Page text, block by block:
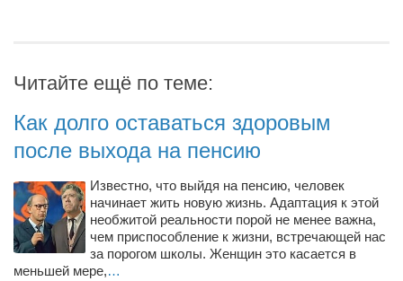
Журналисты
Евгений Касьяненко
Денис Федченко
Читайте ещё по теме:
Как долго оставаться здоровым
после выхода на пенсию
Известно, что выйдя на пенсию, человек
начинает жить новую жизнь. Адаптация к этой
необжитой реальности порой не менее важна,
чем приспособление к жизни, встречающей нас
за порогом школы. Женщин это касается в
меньшей мере,…